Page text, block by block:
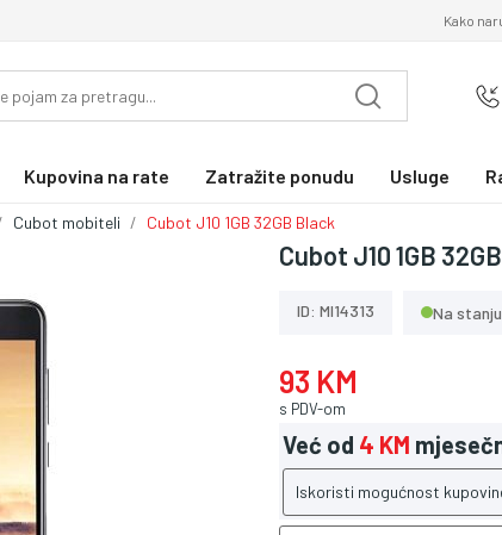
Kako
Kupovina na rate Zatražite ponudu Usluge
Cubot mobiteli Cubot J10 1GB 32GB Black
Cubot J10 1GB
ID: MI14313 Na stanju
93 KM
s PDV-om
Već od 4 KM
Iskoristi mogućnost